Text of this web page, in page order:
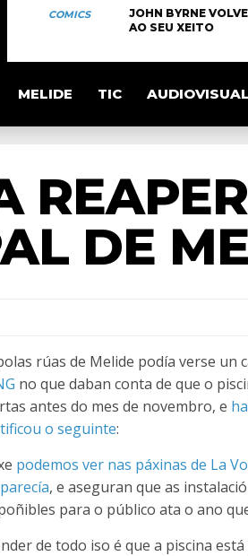
COMICS
JOHN BYRNE
AO SEU XEITO
MELIDE TIC AUDIOVISUAL
DE
rúas de Melide podía verse un
no que daban conta de que o
antes do mes de novembro, e
o seguinte:
podemos ver nas páxinas de La
, e aseguran que as
para o público ata o ano
de todo iso é que a piscina